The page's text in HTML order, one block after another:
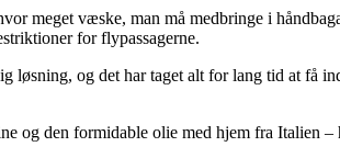
meget væske, man må medbringe i
for flypassagerne.
og det har taget alt for lang tid at få
og den formidable olie med hjem fra